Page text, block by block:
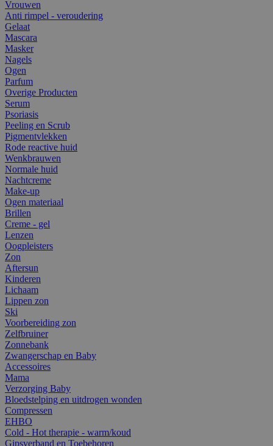
Vrouwen
Anti rimpel - veroudering
Gelaat
Mascara
Masker
Nagels
Ogen
Parfum
Overige Producten
Serum
Psoriasis
Peeling en Scrub
Pigmentvlekken
Rode reactive huid
Wenkbrauwen
Normale huid
Nachtcreme
Make-up
Ogen materiaal
Brillen
Creme - gel
Lenzen
Oogpleisters
Zon
Aftersun
Kinderen
Lichaam
Lippen zon
Ski
Voorbereiding zon
Zelfbruiner
Zonnebank
Zwangerschap en Baby
Accessoires
Mama
Verzorging Baby
Bloedstelping en uitdrogen wonden
Compressen
EHBO
Cold - Hot therapie - warm/koud
Gipsverband en Toebehoren